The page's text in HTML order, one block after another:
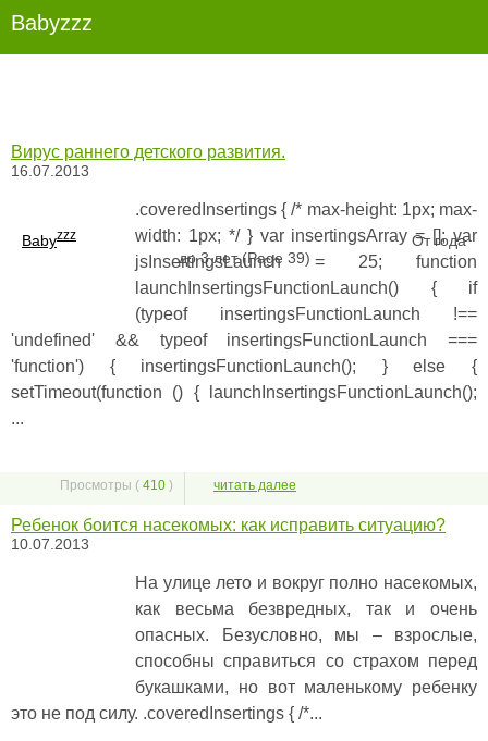
Babyzzz
Babyzzz
От года
до 3 лет (Page 39)
Вирус раннего детского развития.
16.07.2013
.coveredInsertings { /* max-height: 1px; max-
width: 1px; */ } var insertingsArray = []; var
jsInsertingsLaunch = 25; function
launchInsertingsFunctionLaunch() { if
(typeof insertingsFunctionLaunch !==
'undefined' && typeof insertingsFunctionLaunch ===
'function') { insertingsFunctionLaunch(); } else {
setTimeout(function () { launchInsertingsFunctionLaunch();
...
Просмотры ( 410 ) читать далее
Ребенок боится насекомых: как исправить ситуацию?
10.07.2013
На улице лето и вокруг полно насекомых,
как весьма безвредных, так и очень
опасных. Безусловно, мы – взрослые,
способны справиться со страхом перед
букашками, но вот маленькому ребенку
это не под силу. .coveredInsertings { /*...